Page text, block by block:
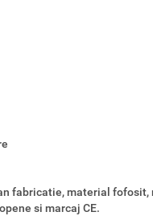
fabricatie, material
si marcaj CE.